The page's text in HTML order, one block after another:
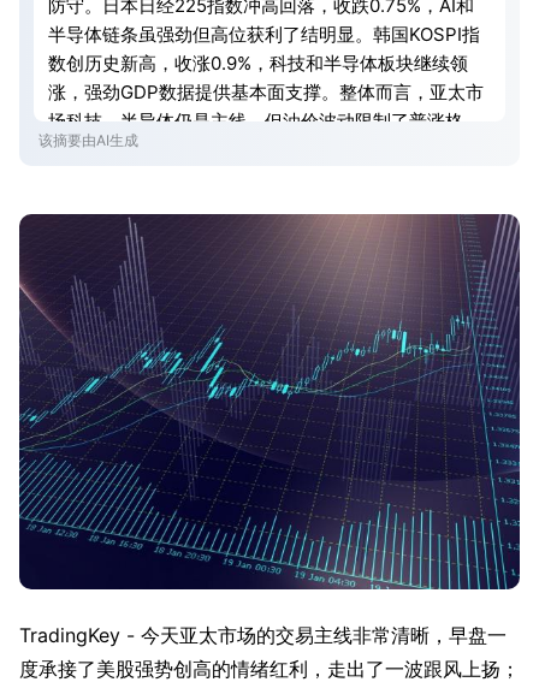
防守。日本日经225指数冲高回落，收跌0.75%，AI和
半导体链条虽强劲但高位获利了结明显。韩国KOSPI指
数创历史新高，收涨0.9%，科技和半导体板块继续领
涨，强劲GDP数据提供基本面支撑。整体而言，亚太市
场科技、半导体仍是主线，但油价波动限制了普涨格
局，短线资金更关注估值、盈利与地缘风险的平衡。
该摘要由AI生成
TradingKey - 今天亚太市场的交易主线非常清晰，早盘一
度承接了美股强势创高的情绪红利，走出了一波跟风上扬；